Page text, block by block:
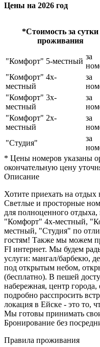
Цены на 2026 год
*Стоимость за сутки
проживания
"Комфорт" 5-местный
за
"Комфорт" 4х-
местный
за
"Комфорт" 3х-
местный
за
"Комфорт" 2х-
местный
за
"Студия"
за
* Цены номеров указаны
окончательную цену
Описание
Хотите приехать на
Светлые и просторные
для полноценного
"Комфорт" 4х-местный,
местный, "Студия" по
гостям! Также мы можем
FI интернет. Мы будем
услуги: мангал/барбекю,
под открытым небом,
(бесплатно). В пешей
набережная, центр
подробно расспросить
локация в Ейске - это то,
Мы готовы принимать
Бронирование без
Правила проживания